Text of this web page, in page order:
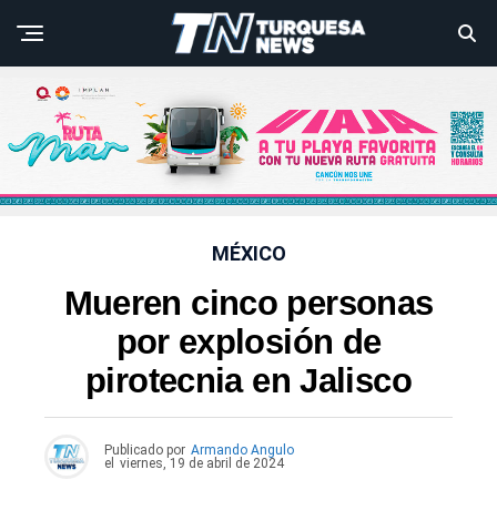
MÉXICO
Mueren cinco personas
por explosión de
pirotecnia en Jalisco
Publicado por Armando Angulo
el viernes, 19 de abril de 2024